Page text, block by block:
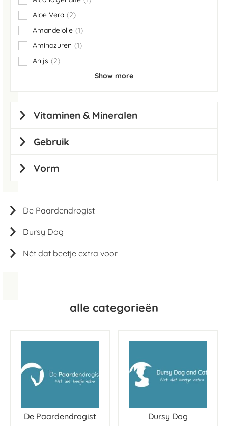
alle categorieën
De Paardendrogist Dursy Dog
De Paardendrogist
Dursy Dog
Nét dat beetje extra voor
item
Aloe Vera
2
items
Amandelolie 1
item
Aminozuren
1
item
Anijs
2
items
Show more
Vitaminen & Mineralen
Gebruik
Vorm